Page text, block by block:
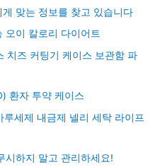
맞는 정보를 찾고 있습니다
오이 칼로리 다이어트
치즈 커팅기 케이스 보관함 파
환자 투약 케이스
세제 내금제 넬리 세탁 라이프
시하지 말고 관리하세요!